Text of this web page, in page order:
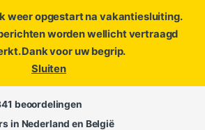
weer opgestart na vakantiesluiting.
worden wellicht vertraagd
Dank voor uw begrip.
Sluiten
ofopen een ticket
beoordelingen
in Nederland en België